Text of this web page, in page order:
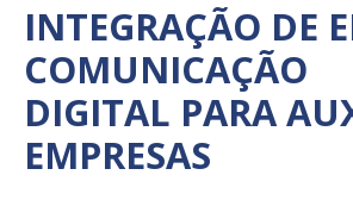
INTEGRAÇÃO DE
COMUNICAÇÃO
DIGITAL PARA
EMPRESAS